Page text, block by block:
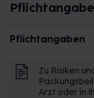
Pflichtangaben
Zu Risiken
Arzt oder in